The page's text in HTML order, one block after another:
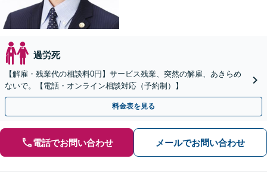
過労死
【解雇・残業代の相談料0円】サービス残業、突然の解雇、あきらめ
ないで。【電話・オンライン相談対応（予約制）】
料金表を見る
電話でお問い合わせ メールでお問い合わせ